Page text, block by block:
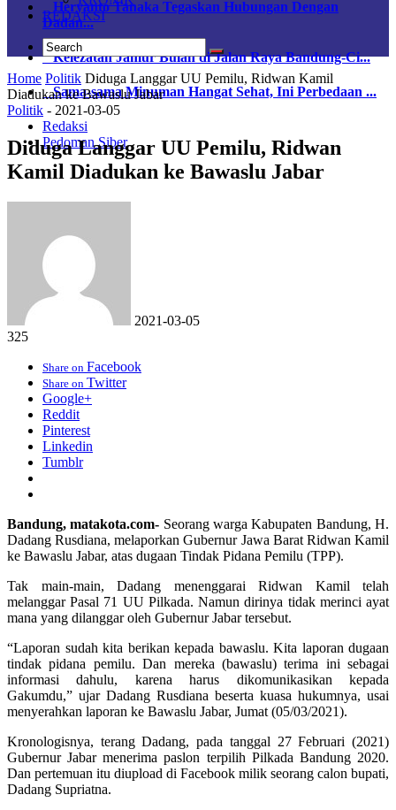
Heryanto Tanaka Tegaskan Hubungan Dengan
Dadan...
Kelezatan Jamur Bulan di Jalan Raya Bandung-Ci...
Sama-sama Minuman Hangat Sehat, Ini Perbedaan ...
Redaksi
Pedoman Siber
REDAKSI
Home Politik Diduga Langgar UU Pemilu, Ridwan Kamil
Diadukan ke Bawaslu Jabar
Politik - 2021-03-05
Diduga Langgar UU Pemilu, Ridwan
Kamil Diadukan ke Bawaslu Jabar
2021-03-05
325
Share on Facebook
Share on Twitter
Google+
Reddit
Pinterest
Linkedin
Tumblr
Bandung, matakota.com- Seorang warga Kabupaten Bandung, H.
Dadang Rusdiana, melaporkan Gubernur Jawa Barat Ridwan Kamil
ke Bawaslu Jabar, atas dugaan Tindak Pidana Pemilu (TPP).
Tak main-main, Dadang menenggarai Ridwan Kamil telah
melanggar Pasal 71 UU Pilkada. Namun dirinya tidak merinci ayat
mana yang dilanggar oleh Gubernur Jabar tersebut.
“Laporan sudah kita berikan kepada bawaslu. Kita laporan dugaan
tindak pidana pemilu. Dan mereka (bawaslu) terima ini sebagai
informasi dahulu, karena harus dikomunikasikan kepada
Gakumdu,” ujar Dadang Rusdiana beserta kuasa hukumnya, usai
menyerahkan laporan ke Bawaslu Jabar, Jumat (05/03/2021).
Kronologisnya, terang Dadang, pada tanggal 27 Februari (2021)
Gubernur Jabar menerima paslon terpilih Pilkada Bandung 2020.
Dan pertemuan itu diupload di Facebook milik seorang calon bupati,
Dadang Supriatna.